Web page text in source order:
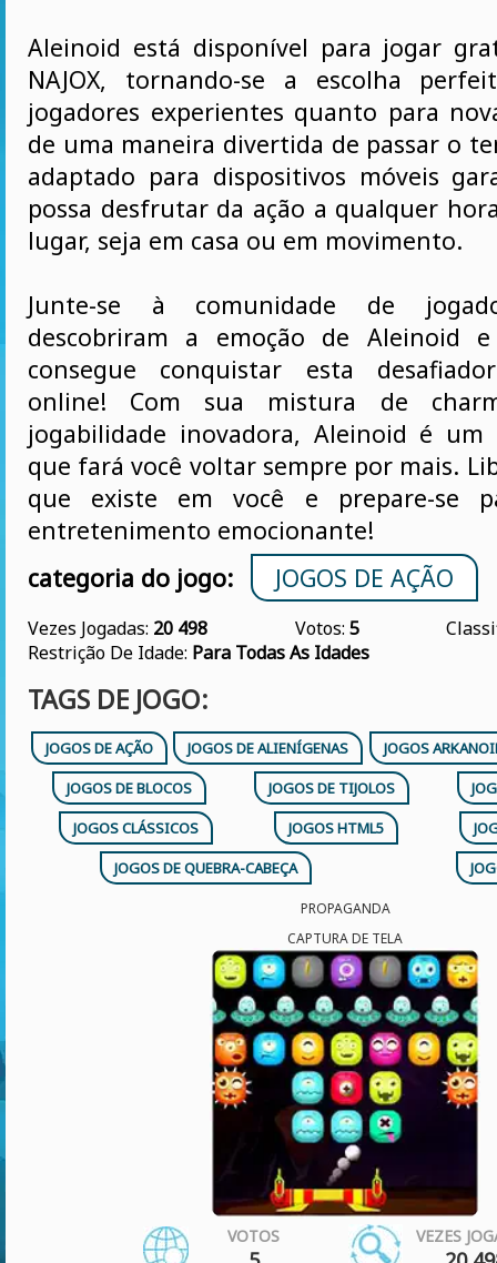
Aleinoid está disponível para jogar
NAJOX, tornando-se a escolha
jogadores experientes quanto para
de uma maneira divertida de passar o
adaptado para dispositivos móveis
possa desfrutar da ação a qualquer
lugar, seja em casa ou em movimento.
Junte-se à comunidade de
descobriram a emoção de Aleinoid
consegue conquistar esta
online! Com sua mistura de
jogabilidade inovadora, Aleinoid é um
que fará você voltar sempre por mais.
que existe em você e prepare-se
entretenimento emocionante!
categoria do jogo:
JOGOS DE AÇÃO
Vezes Jogadas: 20 498 Votos: 5
Restrição De Idade: Para Todas As Idades
TAGS DE JOGO:
JOGOS DE AÇÃO JOGOS DE ALIENÍGENAS
JOGOS
JOGOS DE BLOCOS
JOGOS DE TIJOLOS
JOGOS CLÁSSICOS
JOGOS HTML5
JOGOS DE QUEBRA-CABEÇA
PROPAGANDA
CAPTURA DE TELA
VOTOS VEZES